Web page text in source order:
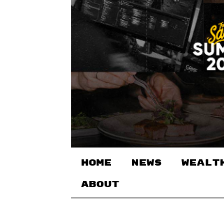
HOME NEWS
ABOUT